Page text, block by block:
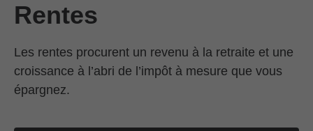
Rentes
Les rentes procurent un revenu à la retraite et une
croissance à l’abri de l’impôt à mesure que vous
épargnez.